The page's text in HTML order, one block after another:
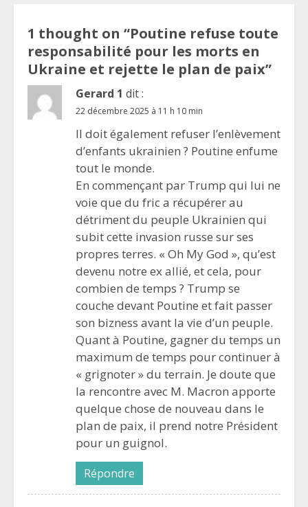
1 thought on “Poutine refuse toute
responsabilité pour les morts en
Ukraine et rejette le plan de paix”
Gerard 1 dit :
22 décembre 2025 à 11 h 10 min
Il doit également refuser l’enlèvement
d’enfants ukrainien ? Poutine enfume
tout le monde.
En commençant par Trump qui lui ne
voie que du fric a récupérer au
détriment du peuple Ukrainien qui
subit cette invasion russe sur ses
propres terres. « Oh My God », qu’est
devenu notre ex allié, et cela, pour
combien de temps ? Trump se
couche devant Poutine et fait passer
son bizness avant la vie d’un peuple.
Quant à Poutine, gagner du temps un
maximum de temps pour continuer à
« grignoter » du terrain. Je doute que
la rencontre avec M. Macron apporte
quelque chose de nouveau dans le
plan de paix, il prend notre Président
pour un guignol.
Répondre